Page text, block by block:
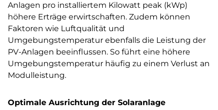
Anlagen pro installiertem Kilowatt peak (kWp)
höhere Erträge erwirtschaften. Zudem können
Faktoren wie Luftqualität und
Umgebungstemperatur ebenfalls die Leistung der
PV-Anlagen beeinflussen. So führt eine höhere
Umgebungstemperatur häufig zu einem Verlust an
Modulleistung.
Optimale Ausrichtung der Solaranlage